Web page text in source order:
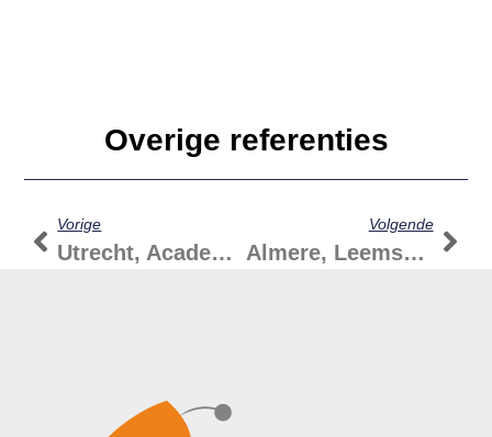
Overige referenties
Vorige
Utrecht, Academie Tien
Volgende
Almere, Leemswierde